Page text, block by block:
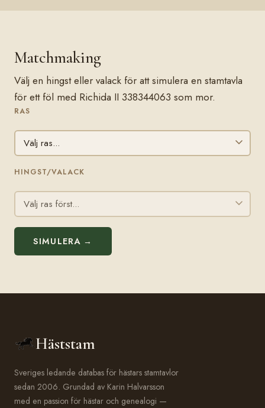
Matchmaking
Välj en hingst eller valack för att simulera en stamtavla
för ett föl med Richida II 338344063 som mor.
RAS
HINGST/VALACK
SIMULERA →
Häststam
Sveriges ledande databas för hästars stamtavlor
sedan 2006. Grundad av Karin Halvarsson
med en passion för hästar och genealogi —